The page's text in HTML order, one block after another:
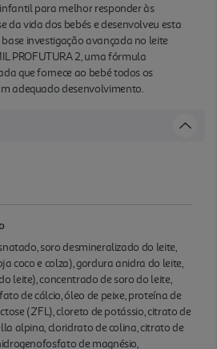
para melhor responder às
da vida dos bebés e desenvolveu esta
investigação avançada no leite
PROFUTURA 2, uma fórmula
que fornece ao bebé todos os
adequado desenvolvimento.
soro desmineralizado do leite,
coco e colza), gordura anidra do leite,
leite), concentrado de soro do leite,
de cálcio, óleo de peixe, proteína de
(2'FL), cloreto de potássio, citrato de
alpina, cloridrato de colina, citrato de
de magnésio,